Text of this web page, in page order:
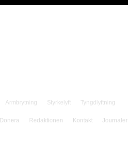
Armbrytning Styrkelyft Tyngdlyftning
Donera Redaktionen Kontakt Journaler